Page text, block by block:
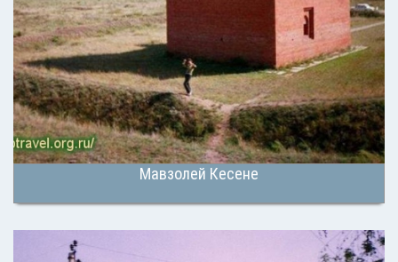
Мавзолей Кесене